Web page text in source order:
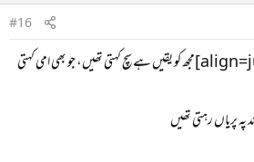
میں ہیں ۔؟ جلدی جلدی تیاری کریں اور آجائیں
اب بس اب فرحت پہنچیں کہ پہنچیں ۔
اک آدھ کال کرنے پر مسڈ بھی ہوئی تو دوبارہ کچھ دیر بعد ٹرائی
فون نمبر لکھواتی ہوں ۔
#16
[align=justify:7c52b04246]مجھ کو یقیں ہے سچ کہتی تھیں، جو بھی امی کہتی
پریاں رہتی تھیں